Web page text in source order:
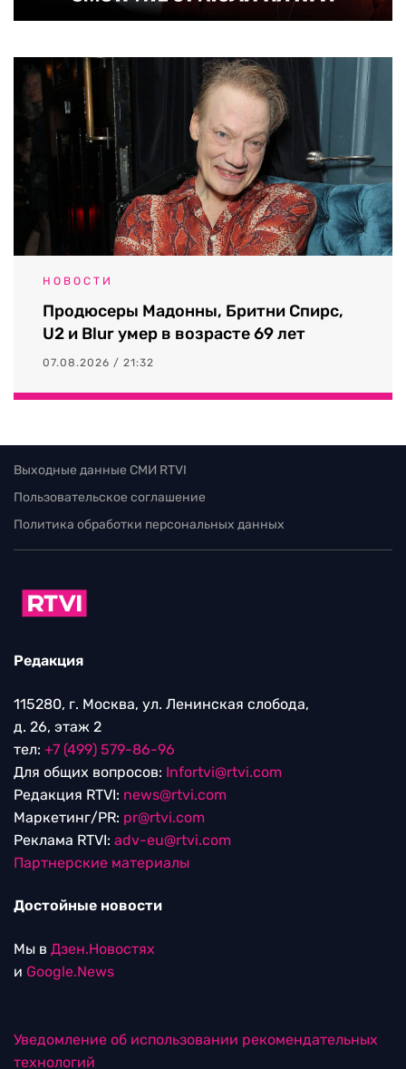
НОВОСТИ
Продюсеры Мадонны, Бритни Спирс,
U2 и Blur умер в возрасте 69 лет
07.08.2026 / 21:32
Выходные данные СМИ RTVI
Пользовательское соглашение
Политика обработки персональных данных
Редакция
115280, г. Москва, ул. Ленинская слобода,
д. 26, этаж 2
тел: +7 (499) 579-86-96
Для общих вопросов: Infortvi@rtvi.com
Редакция RTVI: news@rtvi.com
Маркетинг/PR: pr@rtvi.com
Реклама RTVI: adv-eu@rtvi.com
Партнерские материалы
Достойные новости
Мы в Дзен.Новостях
и Google.News
Уведомление об использовании рекомендательных
технологий